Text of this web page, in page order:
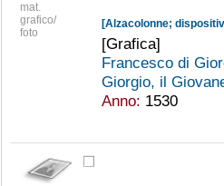
mat.
grafico/
foto
[Grafica]
Francesco di
Giorgio, il
Anno: 1530